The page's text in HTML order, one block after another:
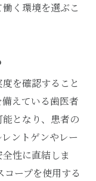
く環境を選ぶこ
を確認すること
えている歯医者
となり、患者の
ントゲンやレー
性に直結しま
ープを使用する